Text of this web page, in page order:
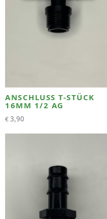
ANSCHLUSS T-STÜCK
16MM 1/2 AG
€3,90